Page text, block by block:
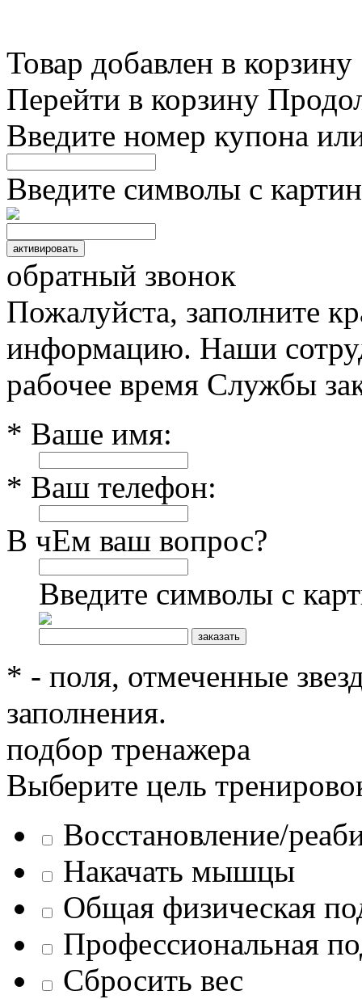
Товар добавлен в корзину
Перейти в корзину
Введите номер купона
Введите символы с
обратный звонок
Пожалуйста, заполните
информацию. Наши
рабочее время Службы
* Ваше имя:
* Ваш телефон:
В чЕм ваш вопрос?
Введите символы с
* - поля, отмеченные
заполнения.
подбор тренажера
Выберите цель
Восстановление/
Накачать мышцы
Общая физическая
Профессиональная
Сбросить вес